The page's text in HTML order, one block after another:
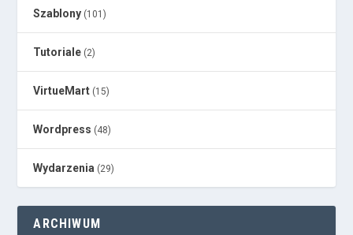
Szablony (101)
Tutoriale (2)
VirtueMart (15)
Wordpress (48)
Wydarzenia (29)
ARCHIWUM